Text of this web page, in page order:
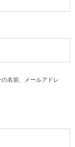
名前、メールアドレ